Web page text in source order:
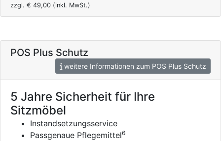
zzgl. € 49,00 (inkl. MwSt.)
POS Plus Schutz
weitere Informationen zum POS Plus Schutz
5 Jahre Sicherheit für Ihre
Sitzmöbel
Instandsetzungsservice
Passgenaue Pflegemittel6